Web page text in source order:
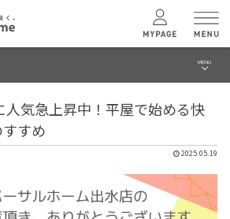
ムの特長
MENU
人気急上昇中！平屋で始める快
すめ
2025.05.19